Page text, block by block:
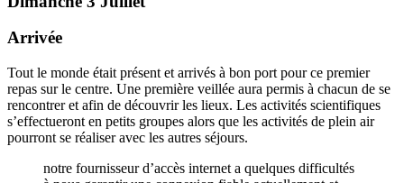
Arrivée
Tout le monde était présent et arrivés à bon port pour ce premier
repas sur le centre. Une première veillée aura permis à chacun de se
rencontrer et afin de découvrir les lieux. Les activités scientifiques
s’effectueront en petits groupes alors que les activités de plein air
pourront se réaliser avec les autres séjours.
notre fournisseur d’accès internet a quelques difficultés